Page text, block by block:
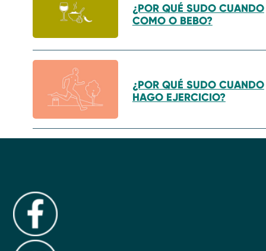
¿POR QUÉ SUDO CUANDO
COMO O BEBO?
¿POR QUÉ SUDO CUANDO
HAGO EJERCICIO?